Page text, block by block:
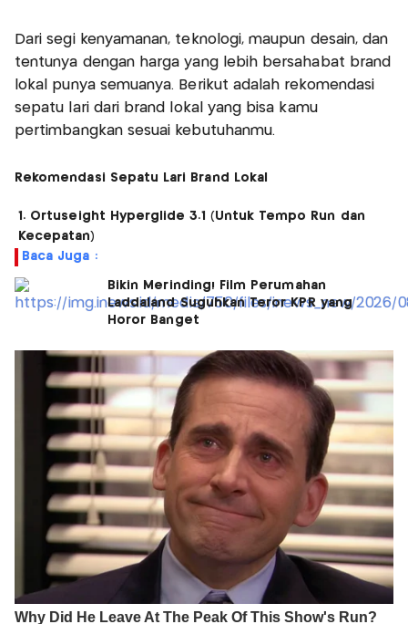
Dari segi kenyamanan, teknologi, maupun desain, dan
tentunya dengan harga yang lebih bersahabat brand
lokal punya semuanya. Berikut adalah rekomendasi
sepatu lari dari brand lokal yang bisa kamu
pertimbangkan sesuai kebutuhanmu.
Rekomendasi Sepatu Lari Brand Lokal
1. Ortuseight Hyperglide 3.1 (Untuk Tempo Run dan
Kecepatan)
Baca Juga :
Bikin Merinding! Film Perumahan
Laddaland Suguhkan Teror KPR yang
Horor Banget